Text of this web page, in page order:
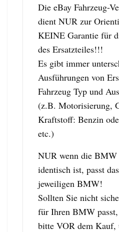
Die eBay Fahrzeug-
dient NUR zur
KEINE Garantie für
des Ersatzteiles!!!
Es gibt immer
Ausführungen von
Fahrzeug Typ und
(z.B. Motorisierung,
Kraftstoff: Benzin
etc.)
NUR wenn die
identisch ist, passt
jeweiligen BMW!
Sollten Sie nicht
für Ihren BMW
bitte VOR dem Kauf,